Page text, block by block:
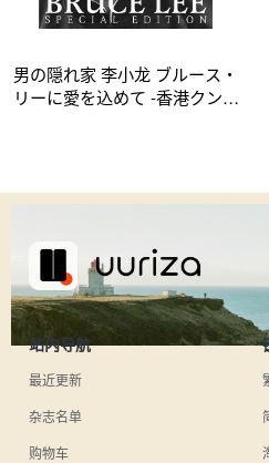
男の隠れ家 李小龙 ブルース・
リーに愛を込めて -香港クンフ
站内导航
最近更新
杂志名单
购物车